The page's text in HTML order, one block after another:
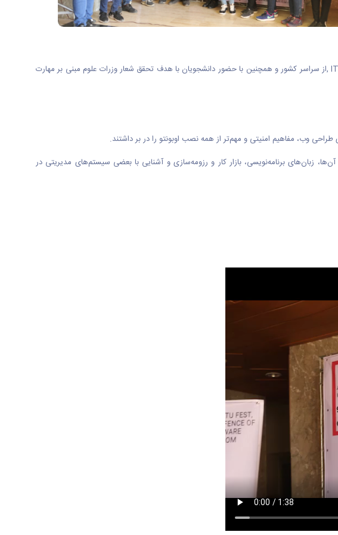
,از سراسر کشور و همچنین با حضور دانشجویان با هدف تحقق شعار وزرات علوم مبنی بر مهارت
وب، مفاهیم امنیتی و مهم‌تر از همه نصب اوبونتو را در بر داشتند.
زبان‌های برنامه‌نویسی، بازار کار و رزومه‌سازی و آشنایی با بعضی سیستم‌های مدیریتی در